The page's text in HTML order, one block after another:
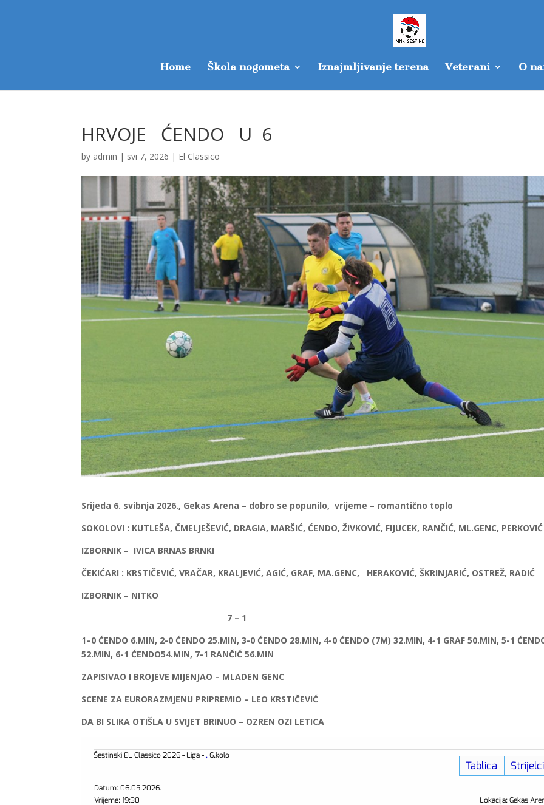
Home Škola nogometa Iznajmljivanje terena Veterani O
HRVOJE ĆENDO U 6
by admin | svi 7, 2026 | El Classico
Srijeda 6. svibnja 2026., Gekas Arena – dobro se popunilo, vrijeme – romantično toplo
SOKOLOVI : KUTLEŠA, ČMELJEŠEVIĆ, DRAGIA, MARŠIĆ, ĆENDO, ŽIVKOVIĆ, FIJUCEK, RANČIĆ, ML.GENC,
IZBORNIK – IVICA BRNAS BRNKI
ČEKIĆARI : KRSTIČEVIĆ, VRAČAR, KRALJEVIĆ, AGIĆ, GRAF, MA.GENC, HERAKOVIĆ, ŠKRINJARIĆ, OSTREŽ, RADIĆ
IZBORNIK – NITKO
7 – 1
1–0 ĆENDO 6.MIN, 2-0 ĆENDO 25.MIN, 3-0 ĆENDO 28.MIN, 4-0 ĆENDO (7M) 32.MIN, 4-1 GRAF 50.MIN, 5-1
52.MIN, 6-1 ĆENDO54.MIN, 7-1 RANČIĆ 56.MIN
ZAPISIVAO I BROJEVE MIJENJAO – MLADEN GENC
SCENE ZA EURORAZMJENU PRIPREMIO – LEO KRSTIČEVIĆ
DA BI SLIKA OTIŠLA U SVIJET BRINUO – OZREN OZI LETICA